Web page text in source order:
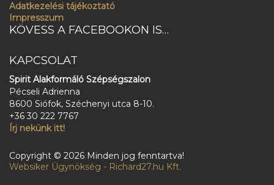
Adatkezelési tájékoztató
Impresszum
KÖVESS A FACEBOOKON IS…
KAPCSOLAT
Spirit Alakformáló Szépségszalon
Pécseli Adrienna
8600 Siófok, Széchenyi utca 8-10.
+36 30 222 7767
Írj nekünk itt!
Copyright © 2026 Minden jog fenntartva!
Websiker Ügynökség - Richard27.hu Kft.